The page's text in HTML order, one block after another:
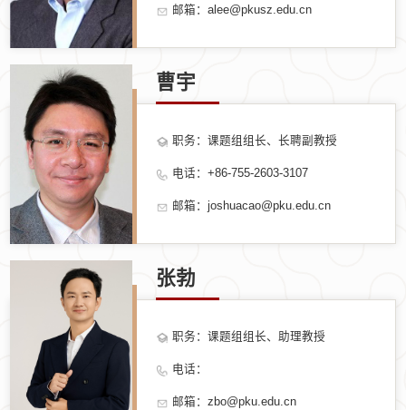
邮箱：alee@pkusz.edu.cn
曹宇
职务：课题组组长、长聘副教授
电话：+86-755-2603-3107
邮箱：joshuacao@pku.edu.cn
张勃
职务：课题组组长、助理教授
电话：
邮箱：zbo@pku.edu.cn